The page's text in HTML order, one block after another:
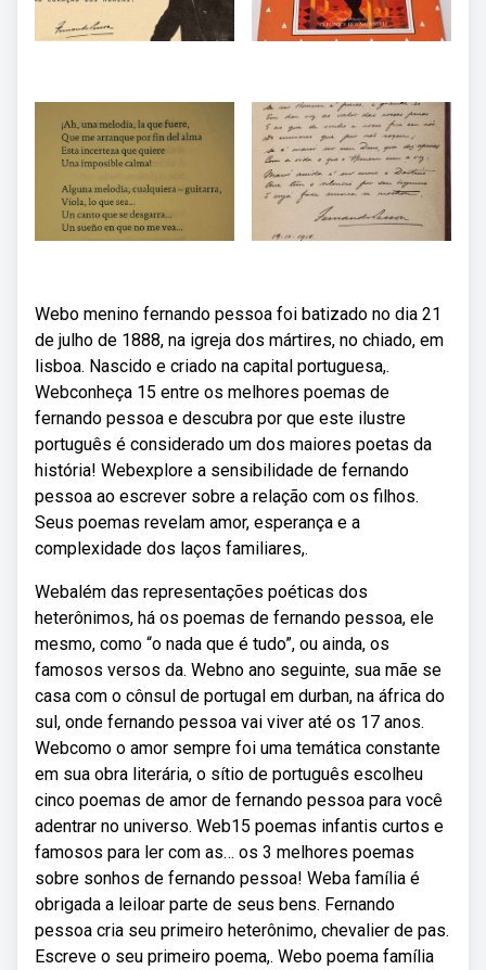
Webo menino fernando pessoa foi batizado no dia 21
de julho de 1888, na igreja dos mártires, no chiado, em
lisboa. Nascido e criado na capital portuguesa,.
Webconheça 15 entre os melhores poemas de
fernando pessoa e descubra por que este ilustre
português é considerado um dos maiores poetas da
história! Webexplore a sensibilidade de fernando
pessoa ao escrever sobre a relação com os filhos.
Seus poemas revelam amor, esperança e a
complexidade dos laços familiares,.
Webalém das representações poéticas dos
heterônimos, há os poemas de fernando pessoa, ele
mesmo, como “o nada que é tudo”, ou ainda, os
famosos versos da. Webno ano seguinte, sua mãe se
casa com o cônsul de portugal em durban, na áfrica do
sul, onde fernando pessoa vai viver até os 17 anos.
Webcomo o amor sempre foi uma temática constante
em sua obra literária, o sítio de português escolheu
cinco poemas de amor de fernando pessoa para você
adentrar no universo. Web15 poemas infantis curtos e
famosos para ler com as… os 3 melhores poemas
sobre sonhos de fernando pessoa! Weba família é
obrigada a leiloar parte de seus bens. Fernando
pessoa cria seu primeiro heterônimo, chevalier de pas.
Escreve o seu primeiro poema,. Webo poema família